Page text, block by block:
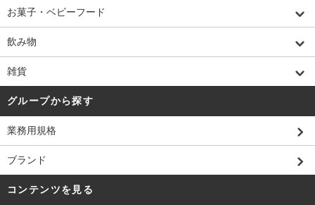
お菓子・ベビーフード
飲み物
雑貨
グループから探す
業務用規格
ブランド
コンテンツを見る